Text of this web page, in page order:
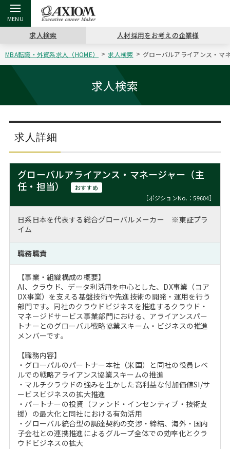
戻る
アクシアムの特長
戻る
コンサ
サービス案内
戻る
キャリ
コンサルタントの紹介
戻る
キャリア支援 TOP
キャリアデザイン講座
（最新求人市場動向）
戻る
MBAの
ステージ別アドバイス
MBAの転職事例
MBA留学生数の推移
戻る
日本か
MBAを生かす求人特集
年齢と年収の相関図
戻る
転職ツール TOP
英文レジュメの書き方
戻る
パワー
職務経歴書の書き方
よくある面接Q&A集
戻る
転職コラム TOP
“展”職相談室
転職市場の明日をよめ
転職成功への4つの鍵
注目企業インタビュー
戻る
イベント・セミナー TOP
ジョブフェア
キャリアデザインセミナー
キャリアフォーラム
Career Talk Live
MBA NETWORKING
戻る
会社概要 TOP
沿革
主なクライアント
採用情報
ニュースリリース
求人検索 人材採用をお考えの企業様
MBA転職・外資系求人（HOME） 求人検索 グローバルアライアンス・
求人検索
求人詳細
グローバルアライアンス・マネージャー（主
任・担当）
おすすめ
［ポジションNo.：59604］
日系日本を代表する総合グローバルメーカー ※東証プラ
イム
職務職責
【事業・組織構成の概要】
AI、クラウド、データ利活用を中心とした、DX事業（コア
DX事業）を支える基盤技術や先進技術の開発・運用を行う
部門です。同社のクラウドビジネスを推進するクラウド・
マネージドサービス事業部門における、アライアンスパー
トナーとのグローバル戦略協業スキーム・ビジネスの推進
メンバーです。
【職務内容】
・グローパルのパートナー本社（米国）と同社の役員レベ
ルでの戦略アライアンス協業スキームの推進
・マルチクラウドの強みを生かした高利益な付加価値SI/サ
ービスビジネスの拡大推進
・パートナーの投資（ファンド・インセンティブ・技術支
援）の最大化と同社における有効活用
・グローバル統合型の調達契約の交渉・締結、海外・国内
子会社との連携推進によるグループ全体での効率化とクラ
ウドビジネスの拡大